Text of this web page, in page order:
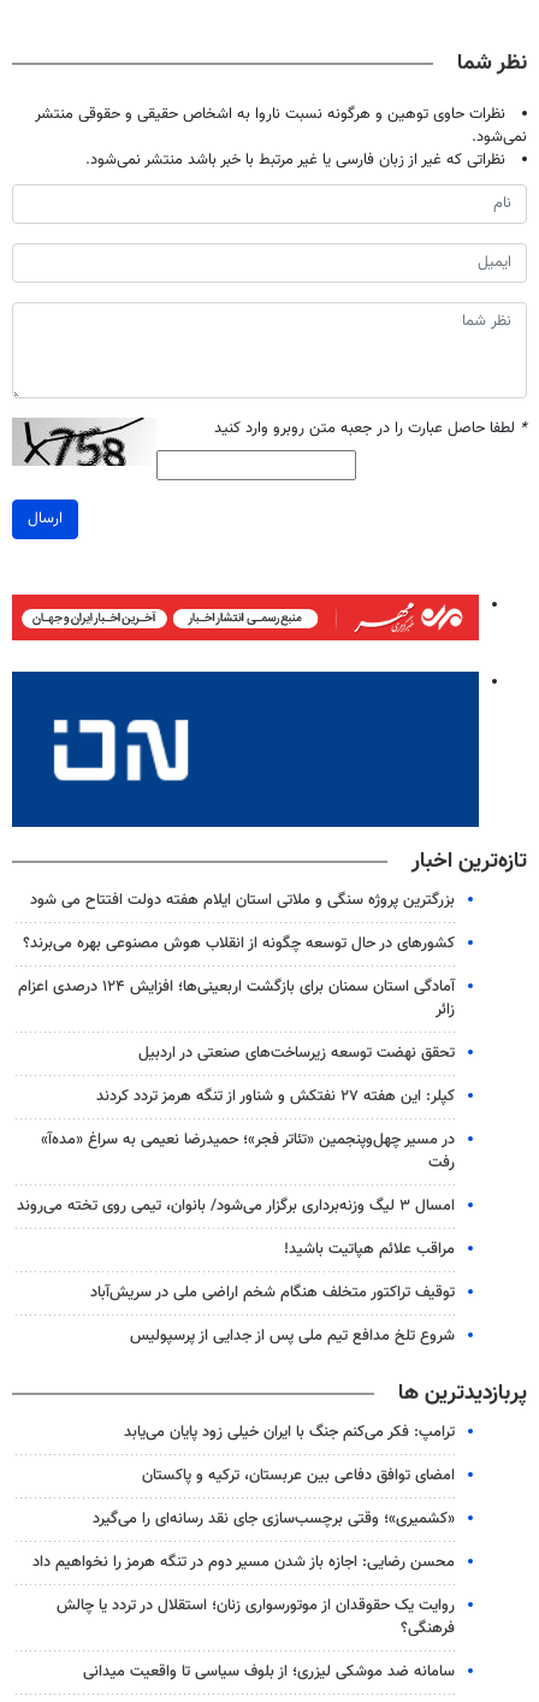
نظر شما
نظرات حاوی توهین و هرگونه نسبت ناروا به اشخاص حقیقی و حقوقی منتشر
نمی‌شود.
نظراتی که غیر از زبان فارسی یا غیر مرتبط با خبر باشد منتشر نمی‌شود.
* لطفا حاصل عبارت را در جعبه متن روبرو وارد کنید
ارسال
تازه‌ترین اخبار
بزرگترین پروژه سنگی و ملاتی استان ایلام هفته دولت افتتاح می شود
کشورهای در حال توسعه چگونه از انقلاب هوش مصنوعی بهره می‌برند؟
آمادگی استان سمنان برای بازگشت اربعینی‌ها؛ افزایش ۱۲۴ درصدی اعزام
زائر
تحقق نهضت توسعه زیرساخت‌های صنعتی در اردبیل
کپلر: این هفته ۲۷ نفتکش و شناور از تنگه هرمز تردد کردند
در مسیر چهل‌وپنجمین «تئاتر فجر»؛ حمیدرضا نعیمی به سراغ «مده‌آ»
رفت
امسال ۳ لیگ وزنه‌برداری برگزار می‌شود/ بانوان، تیمی روی تخته می‌روند
مراقب علائم هپاتیت باشید!
توقیف تراکتور متخلف هنگام شخم اراضی ملی در سریش‌آباد
شروع تلخ مدافع تیم ملی پس از جدایی از پرسپولیس
پربازدیدترین ها
ترامپ: فکر می‌کنم جنگ با ایران خیلی زود پایان می‌یابد
امضای توافق دفاعی بین عربستان، ترکیه و پاکستان
«کشمیری»؛ وقتی برچسب‌سازی جای نقد رسانه‌ای را می‌گیرد
محسن رضایی: اجازه باز شدن مسیر دوم در تنگه هرمز را نخواهیم داد
روایت یک حقوقدان از موتورسواری زنان؛ استقلال در تردد یا چالش
فرهنگی؟
سامانه ضد موشکی لیزری؛ از بلوف سیاسی تا واقعیت میدانی